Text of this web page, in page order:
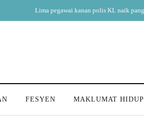
FESYEN MAKLUMAT HIDUP